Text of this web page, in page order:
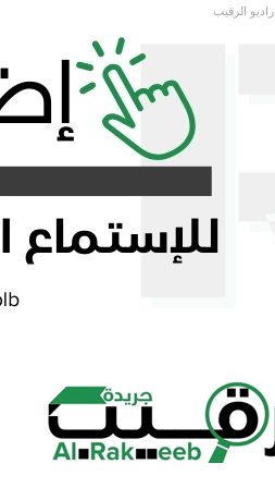
راديو الرقيب